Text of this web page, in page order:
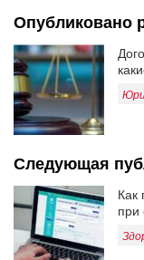
Опубликовано
Следующая
Как
при